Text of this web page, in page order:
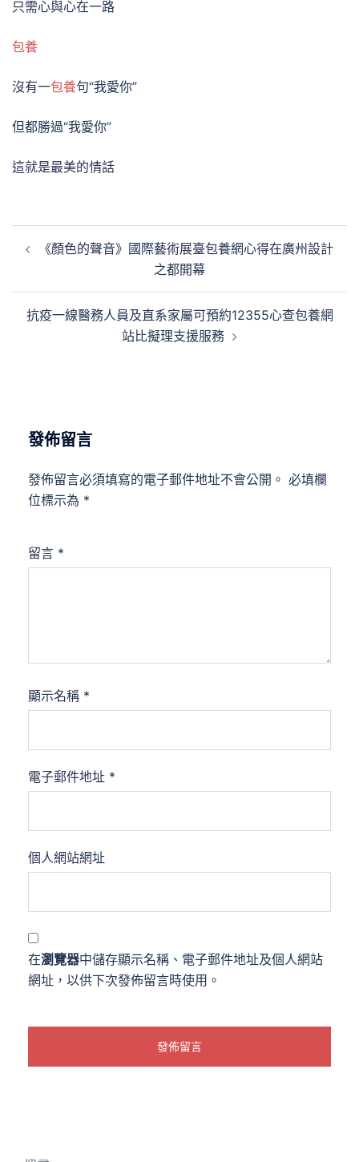
只需心與心在一路
包養
沒有一包養句“我愛你”
但都勝過“我愛你”
這就是最美的情話
章
覽
《顏色的聲音》國際藝術展臺包養網心得在廣州設計
之都開幕
抗疫一線醫務人員及直系家屬可預約12355心查包養網
站比擬理支援服務
發佈留言
發佈留言必須填寫的電子郵件地址不會公開。 必填欄
位標示為 *
留言 *
顯示名稱 *
電子郵件地址 *
個人網站網址
在瀏覽器中儲存顯示名稱、電子郵件地址及個人網站
網址，以供下次發佈留言時使用。